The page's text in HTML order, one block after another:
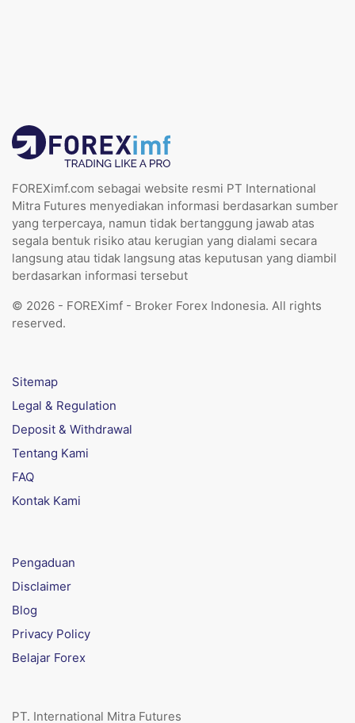
FOREXimf.com sebagai website resmi PT International
Mitra Futures menyediakan informasi berdasarkan sumber
yang terpercaya, namun tidak bertanggung jawab atas
segala bentuk risiko atau kerugian yang dialami secara
langsung atau tidak langsung atas keputusan yang diambil
berdasarkan informasi tersebut
© 2026 - FOREXimf - Broker Forex Indonesia. All rights
reserved.
Sitemap
Legal & Regulation
Deposit & Withdrawal
Tentang Kami
FAQ
Kontak Kami
Pengaduan
Disclaimer
Blog
Privacy Policy
Belajar Forex
PT. International Mitra Futures